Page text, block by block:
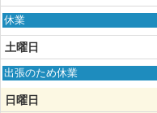
8
月
6th
2026
金
日,
8
月
7th
2026
休業
土曜日
土
日,
出張のため休業
日曜日